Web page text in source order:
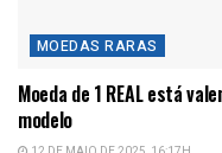
MOEDAS RARAS
Moeda de 1 REAL está
modelo